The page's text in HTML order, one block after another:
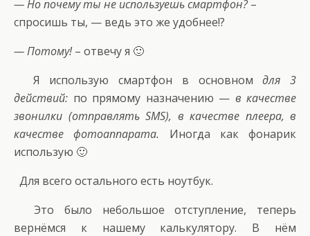
— Но почему ты не используешь смартфон?–
спросишь ты, — ведь это же удобнее!?
— Потому!– отвечу я 🙂
Я использую смартфон в основномдля 3
действий: по прямому назначению — в качестве
звонилки (отправлять SMS), в качестве плеера, в
качестве фотоаппарата. Иногда как фонарик
использую 🙂
Для всего остального есть ноутбук.
Это было небольшое отступление, теперь
вернёмся к нашему калькулятору. В нём